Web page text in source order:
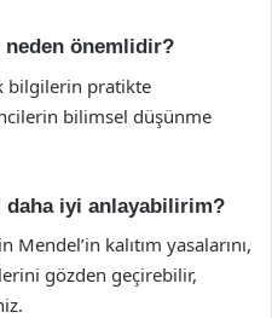
neden önemlidir?
bilgilerin pratikte
bilimsel düşünme
daha iyi anlayabilirim?
kalıtım yasalarını,
gözden geçirebilir,